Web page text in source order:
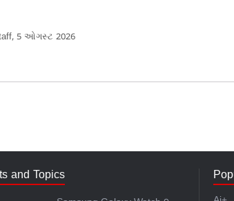
5 ઓગસ્ટ 2026
and Topics